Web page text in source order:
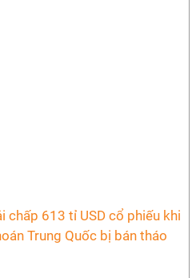
chấp 613 tỉ USD cổ phiếu khi
Trung Quốc bị bán tháo